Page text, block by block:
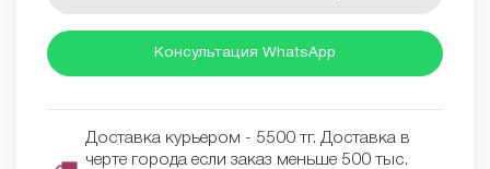
Консультация WhatsApp
Доставка курьером - 5500 тг. Доставка в
черте города если заказ меньше 500 тыс.